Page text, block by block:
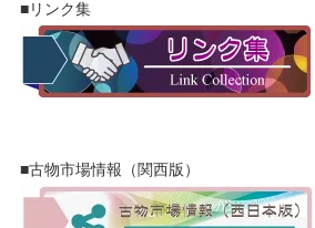
■リンク集
■古物市場情報（関西版）